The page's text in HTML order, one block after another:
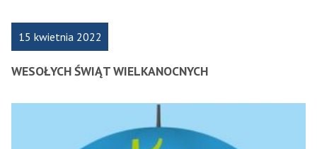
15 kwietnia 2022
WESOŁYCH ŚWIĄT WIELKANOCNYCH